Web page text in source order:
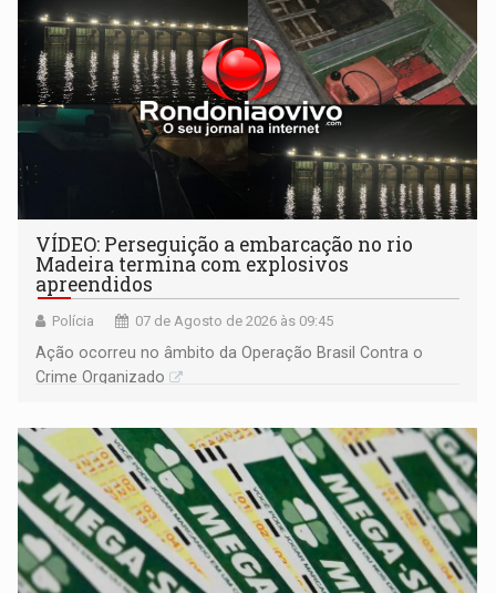
VÍDEO: Perseguição a embarcação no rio
Madeira termina com explosivos
apreendidos
Polícia 07 de Agosto de 2026 às 09:45
Ação ocorreu no âmbito da Operação Brasil Contra o
Crime Organizado